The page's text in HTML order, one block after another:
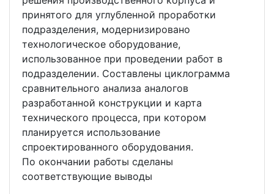
принятого для углубленной проработки
подразделения, модернизировано
технологическое оборудование,
использованное при проведении работ в
подразделении. Составлены циклограмма
сравнительного анализа аналогов
разработанной конструкции и карта
технического процесса, при котором
планируется использование
спроектированного оборудования.
По окончании работы сделаны
соответствующие выводы